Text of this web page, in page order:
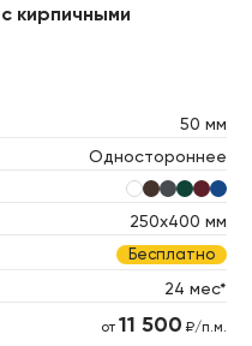
кирпичными
50 мм
Одностороннее
250х400 мм
Бесплатно
24 мес*
от 11 500 ₽/п.м.